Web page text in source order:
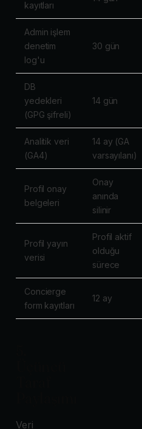
kayıtları
Admin işlem
denetim
log'u
30 gün
DB
yedekleri
(GPG şifreli)
14 gün
Analitik veri
(GA4)
14 ay (GA
varsayılanı)
Profil onay
belgeleri
Onay
anında
silinir
Profil yayın
verisi
Profil aktif
olduğu
sürece
Concierge
form kayıtları
12 ay
Veri